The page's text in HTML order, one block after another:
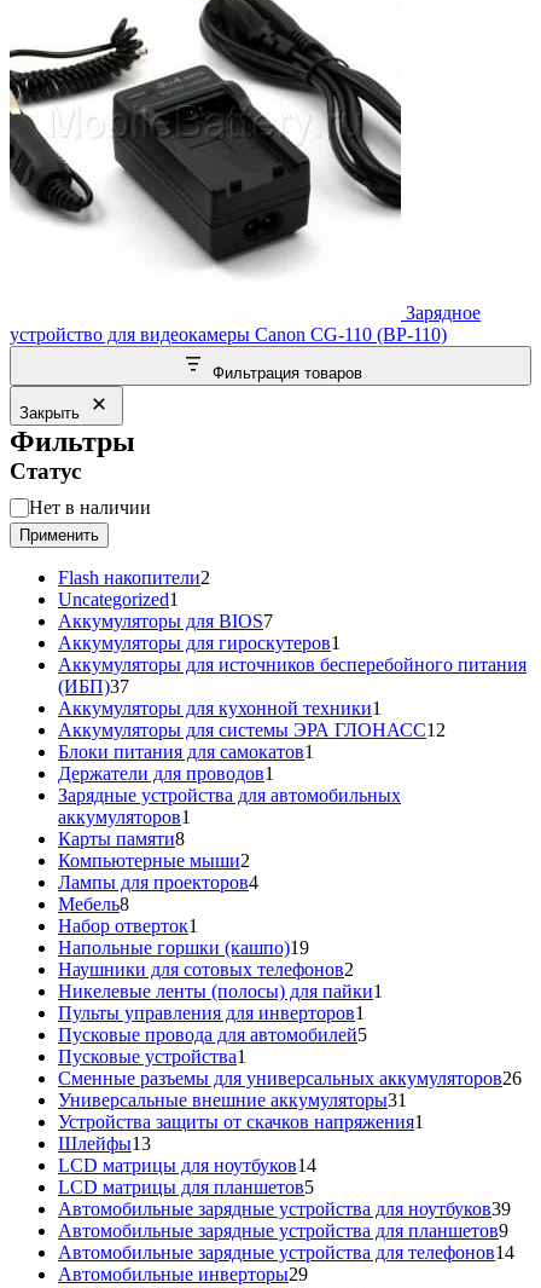
Зарядное
устройство для видеокамеры Canon CG-110 (BP-110)
Фильтрация товаров
Закрыть
Фильтры
Статус
Статус
Нет в наличии
Применить
Flash накопители2
Uncategorized1
товар
Аккумуляторы для BIOS77
товаров
Аккумуляторы для гироскутеров1
товар
Аккумуляторы для источников бесперебойного питания
(ИБП)3737
товаров
Аккумуляторы для кухонной техники1
товар
Аккумуляторы для системы ЭРА ГЛОНАСС12
Блоки питания для самокатов1
Держатели для проводов1
товар
Зарядные устройства для автомобильных
аккумуляторов1
Карты памяти88
товаров
Компьютерные мыши2
товара
Лампы для проекторов44
Мебель88
товаров
Набор отверток1
товар
Напольные горшки (кашпо)1919
товаров
Наушники для сотовых телефонов2
товара
Никелевые ленты (полосы) для пайки1
Пульты управления для инверторов1
товар
Пусковые провода для автомобилей55
Пусковые устройства1
товар
Сменные разъемы для универсальных аккумуляторов2626
Универсальные внешние аккумуляторы31
товар
Устройства защиты от скачков напряжения1
Шлейфы1313
товаров
LCD матрицы для ноутбуков1414
LCD матрицы для планшетов55
товаров
Автомобильные зарядные устройства для ноутбуков3939
Автомобильные зарядные устройства для планшетов99
Автомобильные зарядные устройства для телефонов1414
Автомобильные инверторы2929